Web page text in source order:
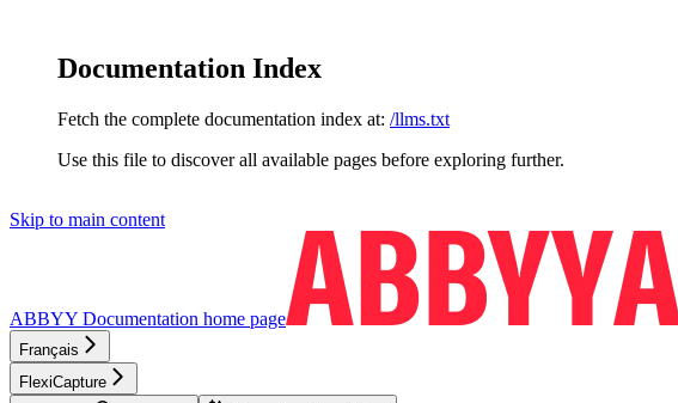
Documentation Index
Fetch the complete documentation index at: /llms.txt
Use this file to discover all available pages before exploring further.
Skip to main content
ABBYY Documentation home page
Français
FlexiCapture